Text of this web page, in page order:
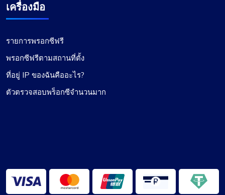
เครื่องมือ
รายการพรอกซีฟรี
พรอกซีฟรีตามสถานที่ตั้ง
ที่อยู่ IP ของฉันคืออะไร?
ตัวตรวจสอบพร็อกซีจำนวนมาก